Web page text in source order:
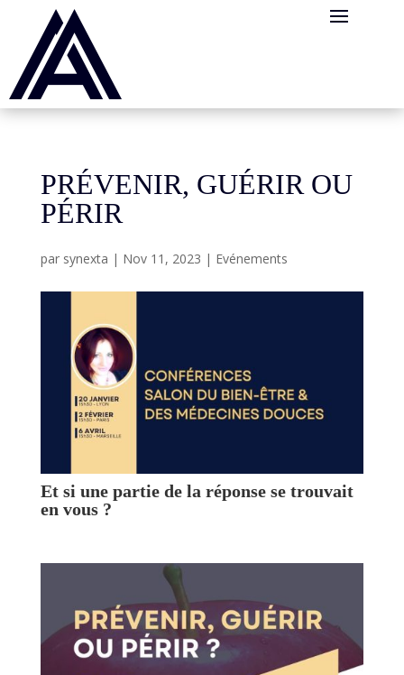
Panneau de gestion des cookies
PRÉVENIR, GUÉRIR OU
PÉRIR
par synexta | Nov 11, 2023 | Evénements
Et si une partie de la réponse se trouvait
en vous ?